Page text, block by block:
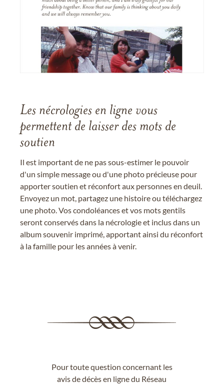
Les nécrologies en ligne vous
permettent de laisser des mots de
soutien
Il est important de ne pas sous-estimer le pouvoir
d'un simple message ou d'une photo précieuse pour
apporter soutien et réconfort aux personnes en deuil.
Envoyez un mot, partagez une histoire ou téléchargez
une photo. Vos condoléances et vos mots gentils
seront conservés dans la nécrologie et inclus dans un
album souvenir imprimé, apportant ainsi du réconfort
à la famille pour les années à venir.
Pour toute question concernant les
avis de décès en ligne du Réseau